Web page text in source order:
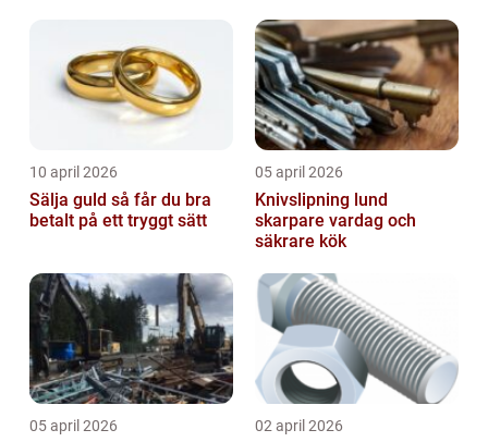
10 april 2026
Sälja guld så får du bra
betalt på ett tryggt sätt
05 april 2026
Knivslipning lund
skarpare vardag och
säkrare kök
05 april 2026 02 april 2026